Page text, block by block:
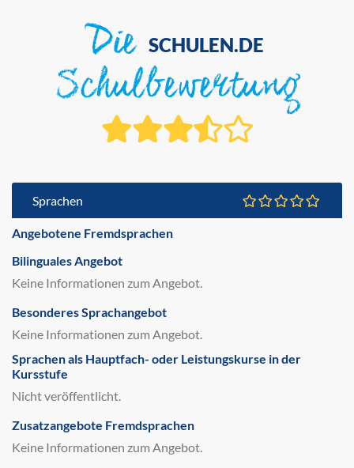
Die SCHULEN.DE
Schulbewertung
Sprachen
Angebotene Fremdsprachen
Bilinguales Angebot
Keine Informationen zum Angebot.
Besonderes Sprachangebot
Keine Informationen zum Angebot.
Sprachen als Hauptfach- oder Leistungskurse in der
Kursstufe
Nicht veröffentlicht.
Zusatzangebote Fremdsprachen
Keine Informationen zum Angebot.